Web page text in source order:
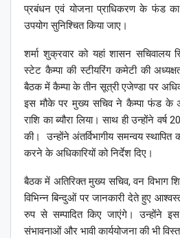
प्रबंधन एवं योजना प्राधिकरण के फंड
उपयोग सुनिश्चित किया जाए।
शर्मा शुक्रवार को यहां शासन सचिवालय
स्टेट कैम्पा की स्टीयरिंग कमेटी की
बैठक में कैम्पा के तीन सूत्री एजेण्डा पर
इस मौके पर मुख्य सचिव ने कैम्पा फंड के
राशि का ब्यौरा लिया। साथ ही उन्होंने वर्ष
की। उन्होंने अंतर्विभागीय समन्वय स्थापित
करने के अधिकारियों को निर्देश दिए।
बैठक में अतिरिक्त मुख्य सचिव, वन विभाग
विभिन्न बिन्दुओं पर जानकारी देते हुए
रुप से सम्पादित किए जाएंगे। उन्होंने
संभावनाओं और भावी कार्ययोजना की भी